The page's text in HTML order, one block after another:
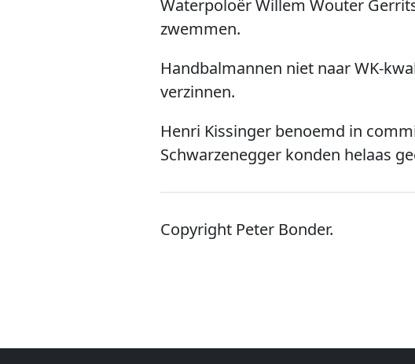
Waterpoloër Willem Wouter
zwemmen.
Handbalmannen niet naar WK-
verzinnen.
Henri Kissinger benoemd in
Schwarzenegger konden helaas
Copyright Peter Bonder.